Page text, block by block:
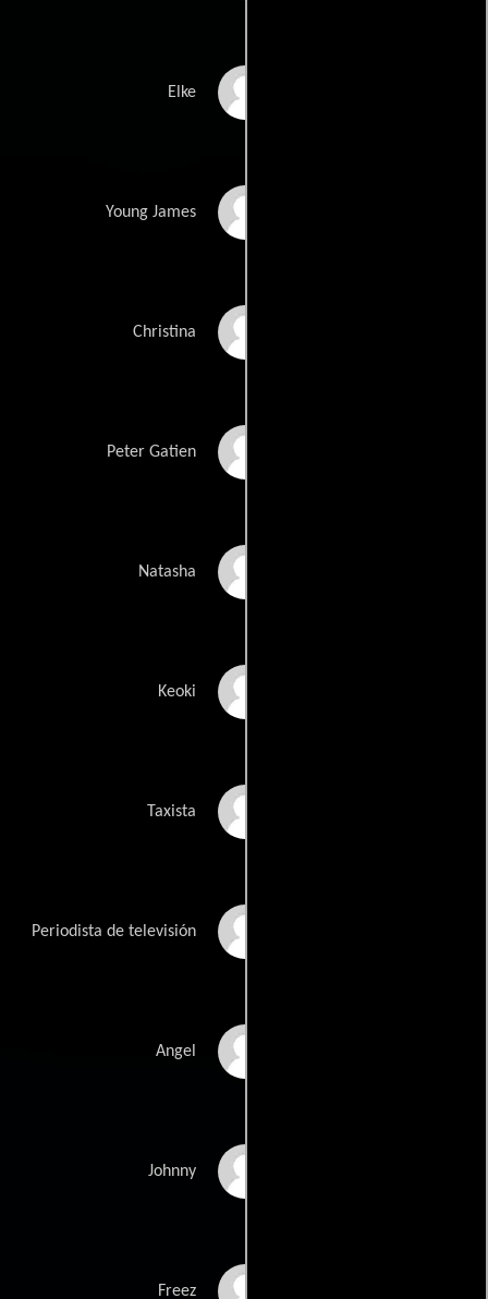
Elke
Young James
Christina
Peter Gatien
Natasha
Keoki
Taxista
Periodista de televisión
Angel
Johnny
Freez